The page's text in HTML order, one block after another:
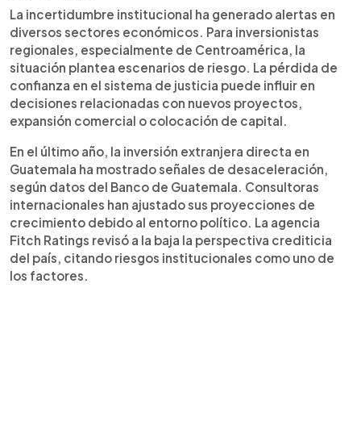
La incertidumbre institucional ha generado alertas en
diversos sectores económicos. Para inversionistas
regionales, especialmente de Centroamérica, la
situación plantea escenarios de riesgo. La pérdida de
confianza en el sistema de justicia puede influir en
decisiones relacionadas con nuevos proyectos,
expansión comercial o colocación de capital.
En el último año, la inversión extranjera directa en
Guatemala ha mostrado señales de desaceleración,
según datos del Banco de Guatemala. Consultoras
internacionales han ajustado sus proyecciones de
crecimiento debido al entorno político. La agencia
Fitch Ratings revisó a la baja la perspectiva crediticia
del país, citando riesgos institucionales como uno de
los factores.